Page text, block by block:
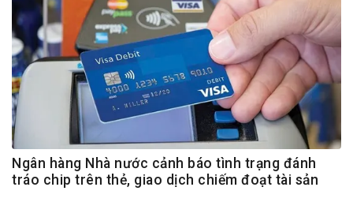
Ngân hàng Nhà nước cảnh báo tình trạng đánh
tráo chip trên thẻ, giao dịch chiếm đoạt tài sản